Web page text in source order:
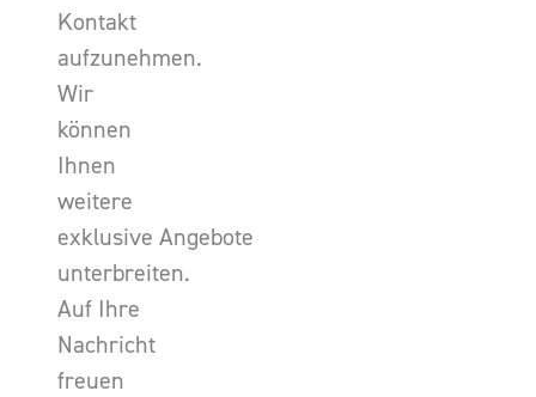
Kontakt
aufzunehmen.
Wir
können
Ihnen
weitere
exklusive Angebote
unterbreiten.
Auf Ihre
Nachricht
freuen